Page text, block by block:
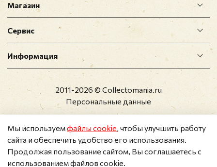
Магазин
Сервис
Информация
2011-2026 © Collectomania.ru
Персональные данные
Мы используемфайлы cookie, чтобы улучшить работу
сайта и обеспечить удобство его использования.
Продолжая пользование сайтом, Вы соглашаетесь с
использованием файлов cookie.